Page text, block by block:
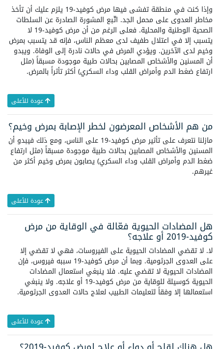
وإذا كنت في منطقة تفشى فيها مرض كوفيد-19 يلزم عليك أن تأخذ
مخاطر العدوى على محمل الجد. اتّبع المشورة الصادرة عن السلطات
الصحية الوطنية والمحلية. فعلى الرغم من أن مرض كوفيد-19 لا
يتسبب إلا في اعتلال طفيف لدى معظم الناس، فإنه قد يتسبب بمرض
وخيم لدى الآخرين. ويؤدي المرض في حالات نادرة إلى الوفاة. ويبدو
أن المسنين والأشخاص المصابين بحالات طبية موجودة مسبقاً (مثل
ارتفاع ضغط الدم وأمراض القلب وداء السكري) أكثر تأثراً بالمرض.
عودة للأعلى
من هم الأشخاص المعرضون لخطر الإصابة بمرض وخيم؟
مازلنا نتعرف على تأثير مرض كوفيد-19 على الناس، ومع ذلك فيبدو أن
المسنين والأشخاص المصابين بحالات طبية موجودة مسبقاً (مثل ارتفاع
ضغط الدم وأمراض القلب وداء السكري) يصابون بمرض وخيم أكثر من
غيرهم.
عودة للأعلى
هل المضادات الحيوية فعّالة في الوقاية من مرض
كوفيد-2019 أو علاجه؟
لا. لا تقضي المضادات الحيوية على الفيروسات، فهي لا تقضي إلا
على العدوى الجرثومية. وبما أن مرض كوفيد-19 سببه فيروس، فإن
المضادات الحيوية لا تقضي عليه. فلا ينبغي استعمال المضادات
الحيوية كوسيلة للوقاية من مرض كوفيد-19 أو علاجه. ولا ينبغي
استعمالها إلا وفقاً لتعليمات الطبيب لعلاج حالات العدوى الجرثومية.
عودة للأعلى